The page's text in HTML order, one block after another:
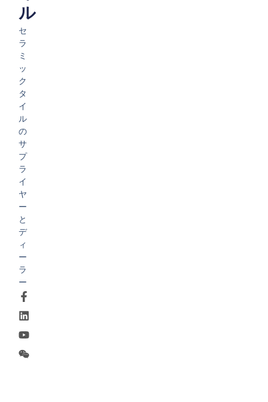
ル
セ
ラ
ミ
ッ
ク
タ
イ
ル
の
サ
プ
ラ
イ
ヤ
ー
と
デ
ィ
ー
ラ
ー